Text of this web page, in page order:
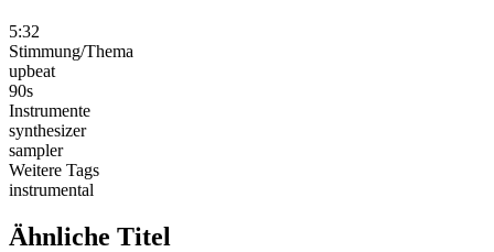
5:32
Stimmung/Thema
upbeat
90s
Instrumente
synthesizer
sampler
Weitere Tags
instrumental
Ähnliche Titel